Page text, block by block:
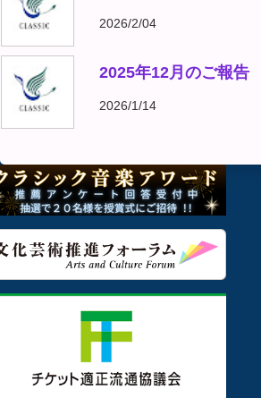
2026/2/04
2025年12月のご報告
2026/1/14